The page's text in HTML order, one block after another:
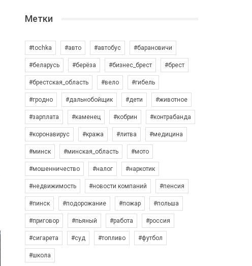
Метки
#tochka #авто #автобус #барановичи
#беларусь #берёза #бизнес_брест #брест
#брестская_область #вело #гибель
#гродно #дальнобойщик #дети #животное
#зарплата #каменец #кобрин #контрабанда
#коронавирус #кража #литва #медицина
#минск #минская_область #мото
#мошенничество #налог #наркотик
#недвижимость #новости компаний #пенсия
#пинск #подорожание #пожар #польша
#приговор #пьяный #работа #россия
#сигарета #суд #топливо #футбол
#школа